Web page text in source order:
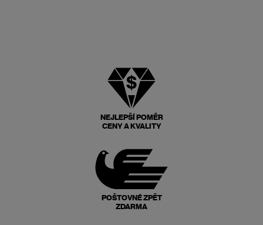
NEJLEPŠÍ POMĚR
CENY A KVALITY
POŠTOVNÉ ZPĚT
ZDARMA